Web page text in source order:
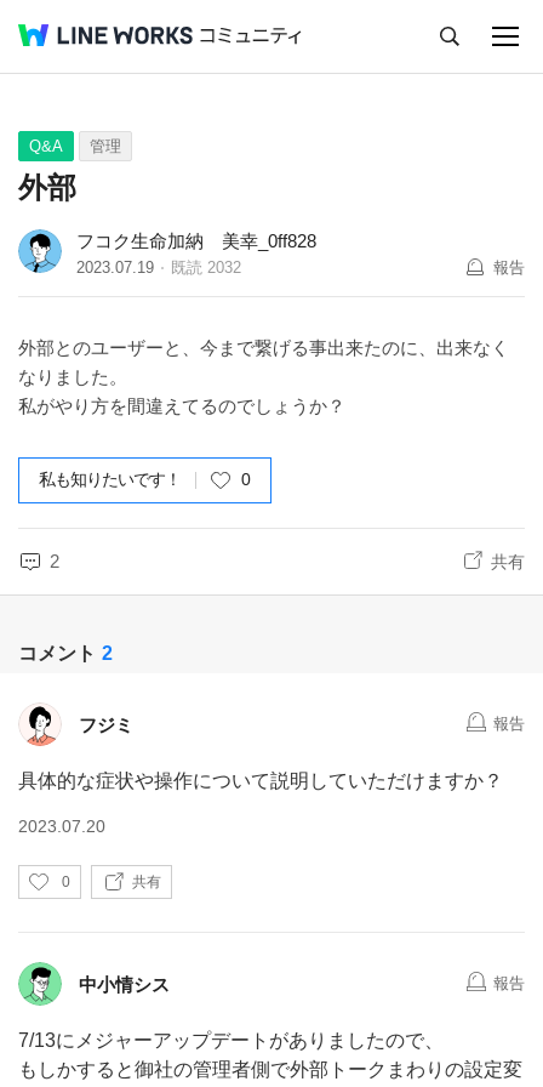
Q&A Tips Ideas
Q&A 管理
外部
フコク生命加納 美幸_0ff828
2023.07.19 既読 2032 報告
外部とのユーザーと、今まで繋げる事出来たのに、出来なく
なりました。
私がやり方を間違えてるのでしょうか？
私も知りたいです！ 0
2 共有
コメント 2
フジミ 報告
具体的な症状や操作について説明していただけますか？
2023.07.20
い
0 共有
中小情シス 報告
7/13にメジャーアップデートがありましたので、
もしかすると御社の管理者側で外部トークまわりの設定変